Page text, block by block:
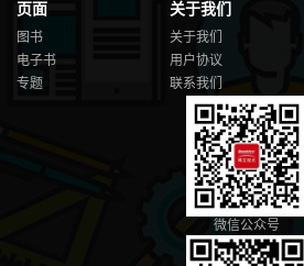
页面
图书
电子书
专题
关于我们
关于我们
用户协议
联系我们
微信公众号